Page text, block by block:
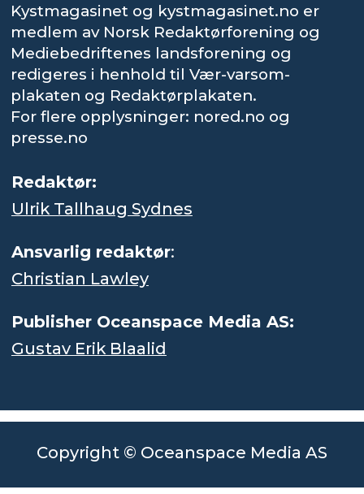
Kystmagasinet og kystmagasinet.no er
medlem av Norsk Redaktørforening og
Mediebedriftenes landsforening og
redigeres i henhold til Vær-varsom-
plakaten og Redaktørplakaten.
For flere opplysninger: nored.no og
presse.no
Redaktør:
Ulrik Tallhaug Sydnes
Ansvarlig redaktør:
Christian Lawley
Publisher Oceanspace Media AS:
Gustav Erik Blaalid
Copyright © Oceanspace Media AS